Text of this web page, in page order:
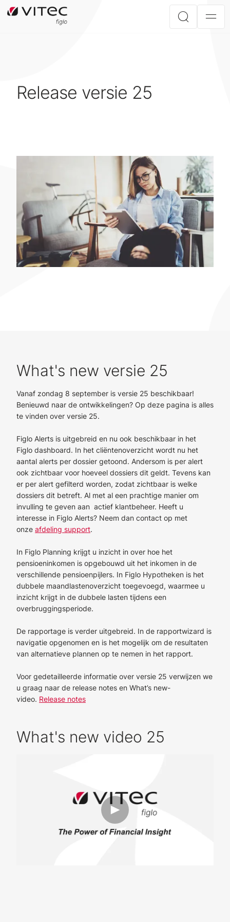
Release versie 25
What's new versie 25
Vanaf zondag 8 september is versie 25 beschikbaar!
Benieuwd naar de ontwikkelingen? Op deze pagina is alles
te vinden over versie 25.
Figlo Alerts is uitgebreid en nu ook beschikbaar in het
Figlo dashboard. In het cliëntenoverzicht wordt nu het
aantal alerts per dossier getoond. Andersom is per alert
ook zichtbaar voor hoeveel dossiers dit geldt. Tevens kan
er per alert gefilterd worden, zodat zichtbaar is welke
dossiers dit betreft. Al met al een prachtige manier om
invulling te geven aan actief klantbeheer. Heeft u
interesse in Figlo Alerts? Neem dan contact op met
onze afdeling support.
In Figlo Planning krijgt u inzicht in over hoe het
pensioeninkomen is opgebouwd uit het inkomen in de
verschillende pensioenpijlers. In Figlo Hypotheken is het
dubbele maandlastenoverzicht toegevoegd, waarmee u
inzicht krijgt in de dubbele lasten tijdens een
overbruggingsperiode.
De rapportage is verder uitgebreid. In de rapportwizard is
navigatie opgenomen en is het mogelijk om de resultaten
van alternatieve plannen op te nemen in het rapport.
Voor gedetailleerde informatie over versie 25 verwijzen we
u graag naar de release notes en What’s new-
video. Release notes
What's new video 25